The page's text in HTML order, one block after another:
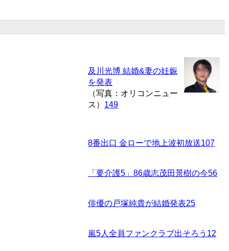
及川光博 結婚&妻の妊娠
を発表
（写真：オリコンニュー
ス） 149
8番出口 金ローで地上波初放送107
「要介護5」86歳志茂田景樹の今56
俳優の戸塚純貴が結婚発表25
嵐5人全員ファンクラブ出そろう 12